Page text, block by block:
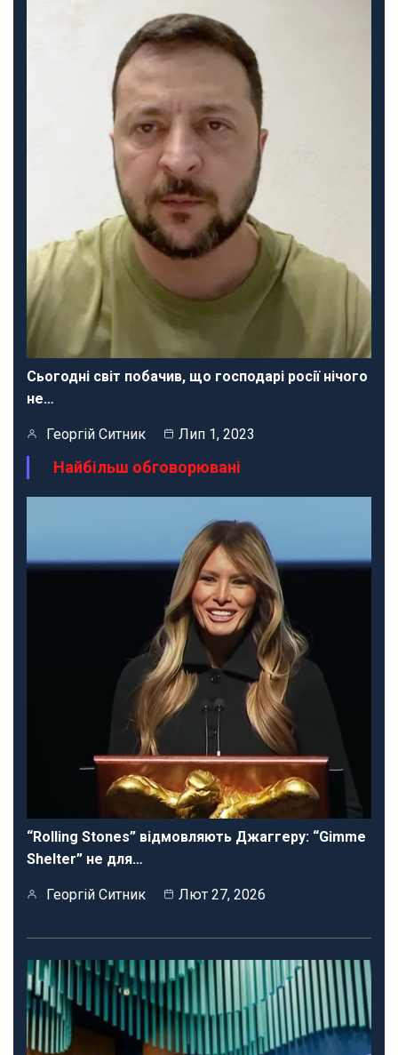
Сьогодні світ побачив, що господарі росії нічого
не…
Георгій Ситник Лип 1, 2023
Найбільш обговорювані
“Rolling Stones” відмовляють Джаггеру: “Gimme
Shelter” не для…
Георгій Ситник Лют 27, 2026